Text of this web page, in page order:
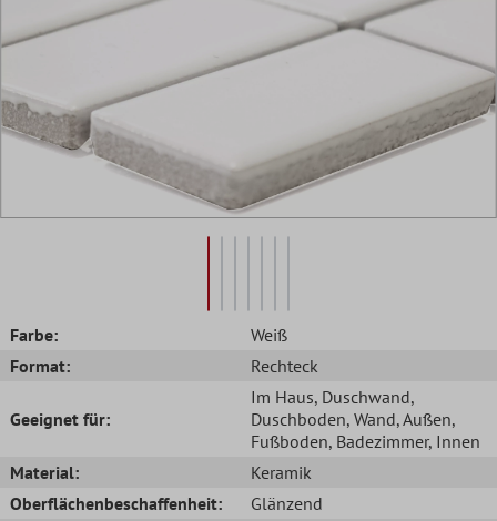
Farbe:
Weiß
Format:
Rechteck
Geeignet für:
Im Haus, Duschwand,
Duschboden, Wand, Außen,
Fußboden, Badezimmer, Innen
Material:
Keramik
Oberflächenbeschaffenheit:
Glänzend